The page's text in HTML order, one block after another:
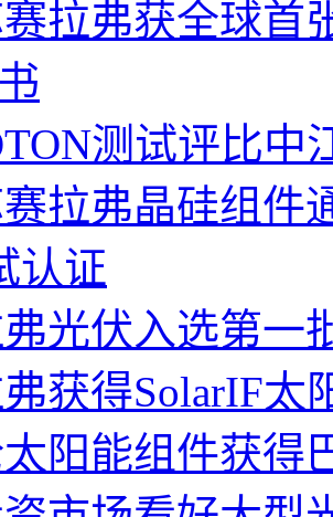
拉弗获全球首
测试评比中
拉弗晶硅组件
认证
光伏入选第一
获得SolarIF太
阳能组件获得